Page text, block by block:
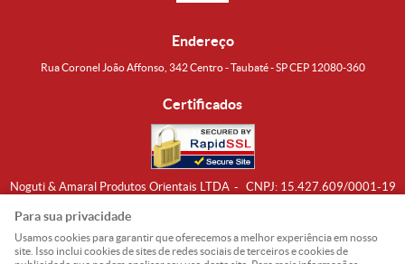
Endereço
Rua Coronel João Affonso, 342 Centro - Taubaté - SP CEP 12080-360
Certificados
Noguti & Amaral Produtos Orientais LTDA CNPJ: 15.427.609/0001-19
Para sua privacidade
Usamos cookies para garantir que oferecemos a melhor experiência em nosso
site. Isso inclui cookies de sites de redes sociais de terceiros e cookies de